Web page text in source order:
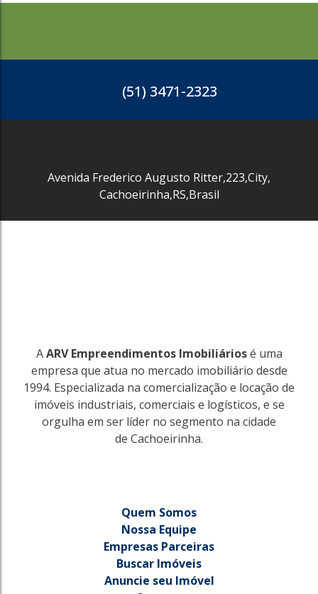
(51) 3471-2323
Avenida Frederico Augusto Ritter,223,City,
Cachoeirinha,RS,Brasil
AARV Empreendimentos Imobiliáriosé uma
empresa que atua no mercado imobiliário desde
1994. Especializada na comercialização e locação de
imóveis industriais, comerciais e logísticos, e se
orgulha em ser líder no segmento na cidade
de Cachoeirinha.
Quem Somos
Nossa Equipe
Empresas Parceiras
Buscar Imóveis
Anuncie seu Imóvel